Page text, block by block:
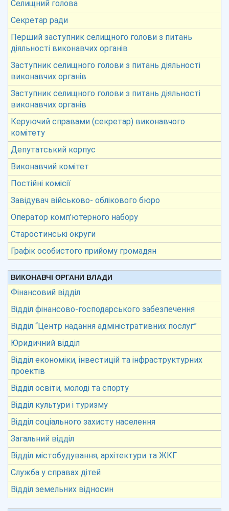
Селищний голова
Секретар ради
Перший заступник селищного голови з питань
діяльності виконавчих органів
Заступник селищного голови з питань діяльності
виконавчих органів
Заступник селищного голови з питань діяльності
виконавчих органів
Керуючий справами (секретар) виконавчого
комітету
Депутатський корпус
Виконавчий комітет
Постійні комісії
Завідувач військово- облікового бюро
Оператор комп’ютерного набору
Старостинські округи
Графік особистого прийому громадян
ВИКОНАВЧІ ОРГАНИ ВЛАДИ
Фінансовий відділ
Відділ фінансово-господарського забезпечення
Відділ “Центр надання адміністративних послуг”
Юридичний відділ
Відділ економіки, інвестицій та інфраструктурних
проектів
Відділ освіти, молоді та спорту
Відділ культури і туризму
Відділ соціального захисту населення
Загальний відділ
Відділ містобудування, архітектури та ЖКГ
Служба у справах дітей
Відділ земельних відносин